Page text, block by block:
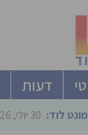
דעות
לוד: 30 יולי, 2026